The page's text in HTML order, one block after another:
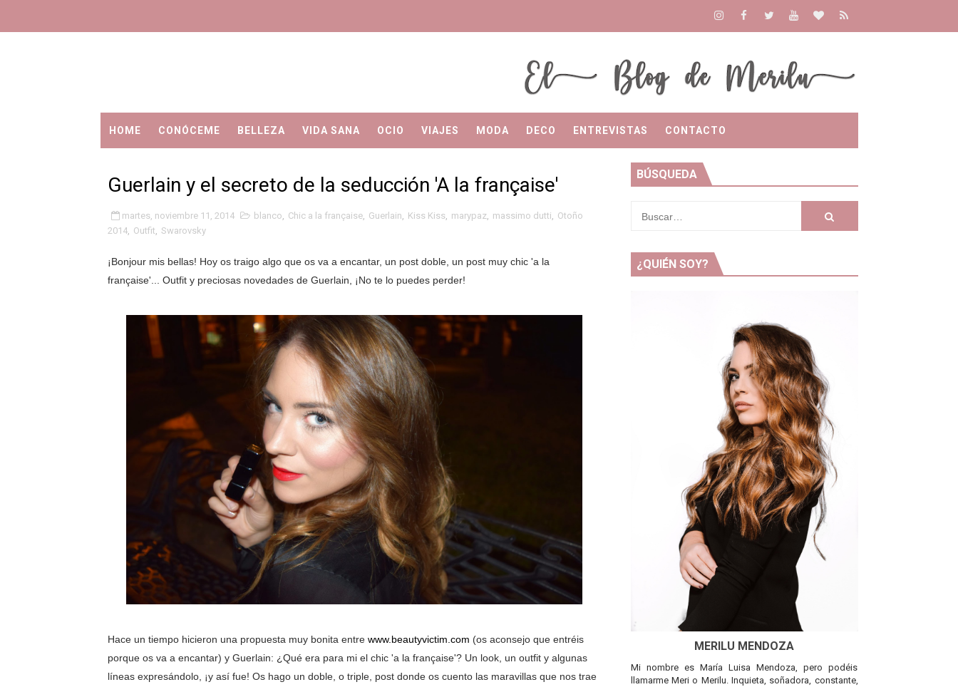
HOME CONÓCEME BELLEZA VIDA SANA OCIO VIAJES MODA DECO ENTREVISTAS CONTACTO
Guerlain y el secreto de la seducción 'A la française'
martes, noviembre 11, 2014 blanco, Chic a la française, Guerlain, Kiss Kiss, marypaz, massimo dutti, Otoño
2014, Outfit, Swarovsky
¡Bonjour mis bellas! Hoy os traigo algo que os va a encantar, un post doble, un post muy chic 'a la
française'... Outfit y preciosas novedades de Guerlain, ¡No te lo puedes perder!
Hace un tiempo hicieron una propuesta muy bonita entre www.beautyvictim.com (os aconsejo que entréis
porque os va a encantar) y Guerlain: ¿Qué era para mi el chic 'a la française'? Un look, un outfit y algunas
líneas expresándolo, ¡y así fue! Os hago un doble, o triple, post donde os cuento las maravillas que nos trae
BÚSQUEDA
¿QUIÉN SOY?
MERILU MENDOZA
Mi nombre es María Luisa Mendoza, pero podéis
llamarme Meri o Merilu. Inquieta, soñadora, constante,